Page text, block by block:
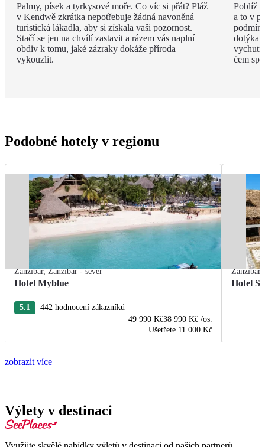
Palmy, písek a tyrkysové moře. Co víc si přát? Pláž
v Kendwě zkrátka nepotřebuje žádná navoněná
turistická lákadla, aby si získala vaši pozornost.
Stačí se jen na chvílí zastavit a rázem vás naplní
obdiv k tomu, jaké zázraky dokáže příroda
vykouzlit.
Poblíž
a to v
čem
Podobné hotely v regionu
Zanzibar,Zanzibar - sever
Hotel Myblue
5.1
442 hodnocení zákazníků
49 990 Kč38 990 Kč /os.
Ušetřete 11 000 Kč
Zanzibar
Hotel
zobrazit více
Výlety v destinaci